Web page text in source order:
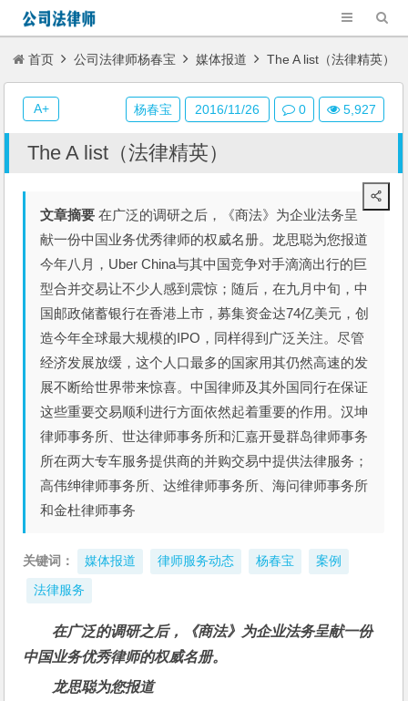
首页 公司法律师杨春宝 媒体报道 The A list（法律精英）
The A list（法律精英）
文章摘要 在广泛的调研之后，《商法》为企业法务呈
献一份中国业务优秀律师的权威名册。龙思聪为您报道
今年八月，Uber China与其中国竞争对手滴滴出行的巨
型合并交易让不少人感到震惊；随后，在九月中旬，中
国邮政储蓄银行在香港上市，募集资金达74亿美元，创
造今年全球最大规模的IPO，同样得到广泛关注。尽管
经济发展放缓，这个人口最多的国家用其仍然高速的发
展不断给世界带来惊喜。中国律师及其外国同行在保证
这些重要交易顺利进行方面依然起着重要的作用。汉坤
律师事务所、世达律师事务所和汇嘉开曼群岛律师事务
所在两大专车服务提供商的并购交易中提供法律服务；
高伟绅律师事务所、达维律师事务所、海问律师事务所
和金杜律师事务
关键词： 媒体报道 律师服务动态 杨春宝 案例
法律服务
在广泛的调研之后，《商法》为企业法务呈献一份
中国业务优秀律师的权威名册。
龙思聪为您报道
杨春宝 2016/11/26 0 5,927
A+